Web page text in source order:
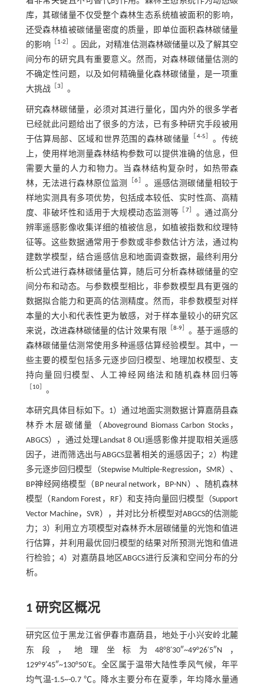
库，其碳储量不仅受整个森林生态系统植被面积的影响，
还受森林植被碳储量密度的质量，即单位面积森林碳储量
的影响 ［1-2］ 。因此，对精准估测森林碳储量以及了解其空
间分布的研究具有重要意义。然而，对森林碳储量估测的
不确定性问题，以及如何精确量化森林碳储量，是一项重
大挑战［3］ 。
研究森林碳储量，必须对其进行量化，国内外的很多学者
已经就此问题给出了很多的方法，已有多种研究手段被用
于估算局部、区域和世界范围的森林碳储量
［4-5］ 。传统
上，使用样地测量森林结构参数可以提供准确的信息，但
需要大量的人力和物力。当森林结构复杂时，如热带森
林，无法进行森林原位监测
［6］ 。遥感估测碳储量相较于
样地实测具有多项优势，包括成本较低、实时性高、高精
度、非破坏性和适用于大规模动态监测等 ［ 7］ 。通过高分
辨率遥感影像收集详细的植被信息，如植被指数和纹理特
征等。这些数据通常用于参数或非参数估计方法，通过构
建数学模型，结合遥感信息和地面调查数据，最终利用分
析公式进行森林碳储量估算，随后可分析森林碳储量的空
间分布和动态。与参数模型相比，非参数模型具有更强的
数据拟合能力和更高的估测精度。然而，非参数模型对样
本量的大小和代表性更为敏感，对于样本量较小的研究区
来说，改进森林碳储量的估计效果有限 ［8-9］ 。基于遥感的
森林碳储量估测常使用多种遥感估算经验模型。其中，一
些主要的模型包括多元逐步回归模型、地理加权模型、支
持向量回归模型、人工神经网络法和随机森林回归等
［10］ 。
本研究具体目标如下。1）通过地面实测数据计算嘉荫县森
林乔木层碳储量（Aboveground Biomass Carbon Stocks，
ABGCS），通过处理Landsat 8 OLI遥感影像并提取相关遥感
因子，进而筛选出与ABGCS显著相关的遥感因子；2）构建
多元逐步回归模型（Stepwise Multiple-Regression，SMR）、
BP神经网络模型（BP neural network，BP-NN）、随机森林
模型（Random Forest，RF）和支持向量回归模型（Support
Vector Machine，SVR），并对比分析模型对ABGCS的估测能
力；3）利用立方项模型对森林乔木层碳储量的光饱和值进
行估算，并利用最优回归模型的结果对所预测光饱和值进
行检验；4）对嘉荫县地区ABGCS进行反演和空间分布的分
析。
1 研究区概况
研究区位于黑龙江省伊春市嘉荫县，地处于小兴安岭北麓
东段，地理坐标为48°8′30″~49°26′5″N，
129°9′45″~130°50′E。全区属于温带大陆性季风气候，年平
均气温-1.5~-0.7 ℃。降水主要分布在夏季，年均降水量通